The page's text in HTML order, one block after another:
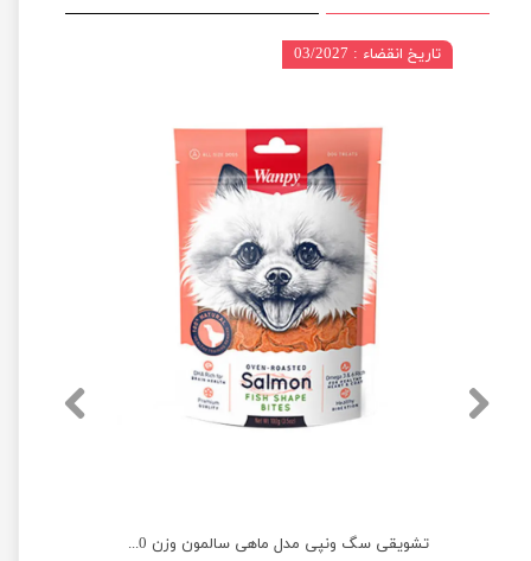
تشویقی سگ ونپی مدل ماهی سالمون وزن 100 گرم
تاریخ انقضاء : 03/2027